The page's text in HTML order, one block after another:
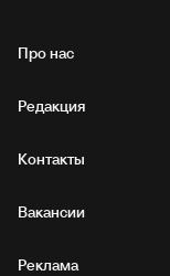
Про нас
Редакция
Контакты
Вакансии
Реклама